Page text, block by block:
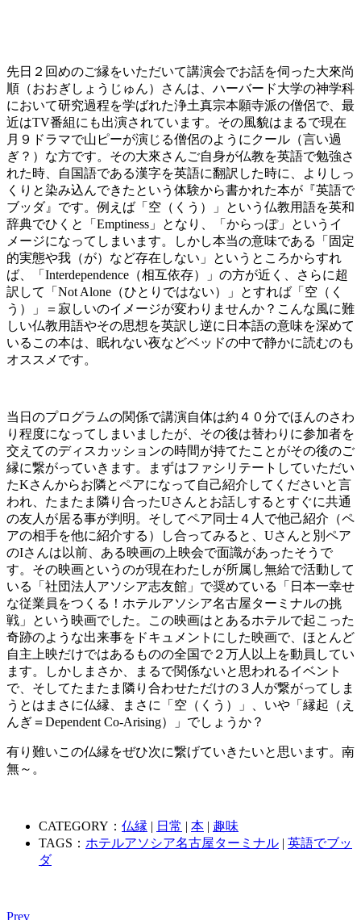
先日２回めのご縁をいただいて講演会でお話を伺った大來尚
順（おおぎしょうじゅん）さんは、ハーバード大学の神学科
において研究過程を学ばれた浄土真宗本願寺派の僧侶で、最
近はTV番組にも出演されています。その風貌はまるで現在
月９ドラマで山ピーが演じる僧侶のようにクール（言い過
ぎ？）な方です。その大來さんご自身が仏教を英語で勉強さ
れた時、自国語である漢字を英語に翻訳した時に、よりしっ
くりと染み込んできたという体験から書かれた本が『英語で
ブッダ』です。例えば「空（くう）」という仏教用語を英和
辞典でひくと「Emptiness」となり、「からっぽ」というイ
メージになってしまいます。しかし本当の意味である「固定
的実態や我（が）など存在しない」というところからすれ
ば、「Interdependence（相互依存）」の方が近く、さらに超
訳して「Not Alone（ひとりではない）」とすれば「空（く
う）」＝寂しいのイメージが変わりませんか？こんな風に難
しい仏教用語やその思想を英訳し逆に日本語の意味を深めて
いるこの本は、眠れない夜などベッドの中で静かに読むのも
オススメです。
当日のプログラムの関係で講演自体は約４０分でほんのさわ
り程度になってしまいましたが、その後は替わりに参加者を
交えてのディスカッションの時間が持てたことがその後のご
縁に繋がっていきます。まずはファシリテートしていただい
たKさんからお隣とペアになって自己紹介してくださいと言
われ、たまたま隣り合ったUさんとお話しするとすぐに共通
の友人が居る事が判明。そしてペア同士４人で他己紹介（ペ
アの相手を他に紹介する）し合ってみると、Uさんと別ペア
のIさんは以前、ある映画の上映会で面識があったそうで
す。その映画というのが現在わたしが所属し無給で活動して
いる「社団法人アソシア志友館」で奨めている「日本一幸せ
な従業員をつくる！ホテルアソシア名古屋ターミナルの挑
戦」という映画でした。この映画はとあるホテルで起こった
奇跡のような出来事をドキュメントにした映画で、ほとんど
自主上映だけではあるものの全国で２万人以上を動員してい
ます。しかしまさか、まるで関係ないと思われるイベント
で、そしてたまたま隣り合わせただけの３人が繋がってしま
うとはまさに仏縁、まさに「空（くう）」、いや「縁起（え
んぎ＝Dependent Co-Arising）」でしょうか？
有り難いこの仏縁をぜひ次に繋げていきたいと思います。南
無～。
CATEGORY： 仏縁 | 日常 | 本 | 趣味
TAGS： ホテルアソシア名古屋ターミナル | 英語でブッ
ダ
Prev